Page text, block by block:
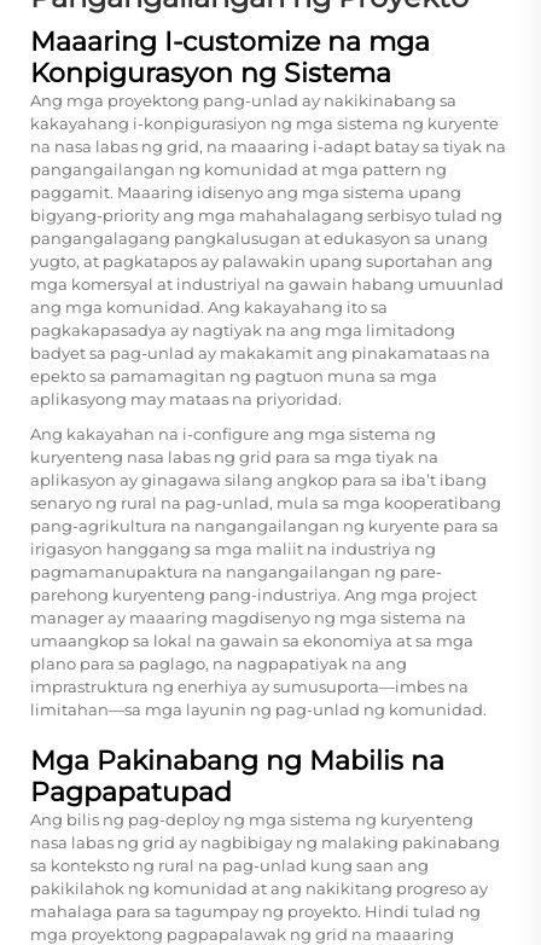
Maaaring I-customize na mga
Konpigurasyon ng Sistema
Ang mga proyektong pang-unlad ay nakikinabang sa
kakayahang i-konpigurasiyon ng mga sistema ng kuryente
na nasa labas ng grid, na maaaring i-adapt batay sa tiyak na
pangangailangan ng komunidad at mga pattern ng
paggamit. Maaaring idisenyo ang mga sistema upang
bigyang-priority ang mga mahahalagang serbisyo tulad ng
pangangalagang pangkalusugan at edukasyon sa unang
yugto, at pagkatapos ay palawakin upang suportahan ang
mga komersyal at industriyal na gawain habang umuunlad
ang mga komunidad. Ang kakayahang ito sa
pagkakapasadya ay nagtiyak na ang mga limitadong
badyet sa pag-unlad ay makakamit ang pinakamataas na
epekto sa pamamagitan ng pagtuon muna sa mga
aplikasyong may mataas na priyoridad.
Ang kakayahan na i-configure ang mga sistema ng
kuryenteng nasa labas ng grid para sa mga tiyak na
aplikasyon ay ginagawa silang angkop para sa iba’t ibang
senaryo ng rural na pag-unlad, mula sa mga kooperatibang
pang-agrikultura na nangangailangan ng kuryente para sa
irigasyon hanggang sa mga maliit na industriya ng
pagmamanupaktura na nangangailangan ng pare-
parehong kuryenteng pang-industriya. Ang mga project
manager ay maaaring magdisenyo ng mga sistema na
umaangkop sa lokal na gawain sa ekonomiya at sa mga
plano para sa paglago, na nagpapatiyak na ang
imprastruktura ng enerhiya ay sumusuporta—imbes na
limitahan—sa mga layunin ng pag-unlad ng komunidad.
Mga Pakinabang ng Mabilis na
Pagpapatupad
Ang bilis ng pag-deploy ng mga sistema ng kuryenteng
nasa labas ng grid ay nagbibigay ng malaking pakinabang
sa konteksto ng rural na pag-unlad kung saan ang
pakikilahok ng komunidad at ang nakikitang progreso ay
mahalaga para sa tagumpay ng proyekto. Hindi tulad ng
mga proyektong pagpapalawak ng grid na maaaring